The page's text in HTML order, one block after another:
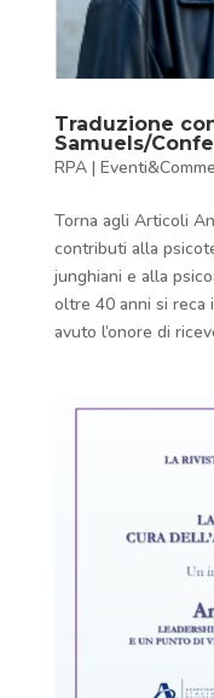
Traduzione
Samuels/
RPA|
Torna agli Articoli
contributi alla
junghiani e alla
oltre 40 anni si reca
avuto l’onore di